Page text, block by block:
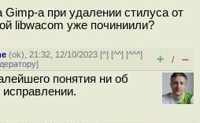
Gimp-а при удалении стилуса от
libwacom уже починиили?
(ok), 21:32, 12/10/2023 [^] [^^] [^^^]
] + / –
понятия ни об